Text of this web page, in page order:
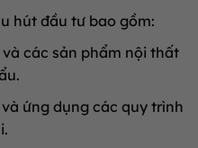
hút đầu tư bao gồm:
các sản phẩm nội thất
ứng dụng các quy trình